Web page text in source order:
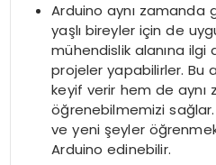
Arduino aynı zamanda
yaşlı bireyler için de
mühendislik alanına ilgi
projeler yapabilirler. Bu
keyif verir hem de aynı
öğrenebilmemizi
ve yeni şeyler
Arduino edinebilir.